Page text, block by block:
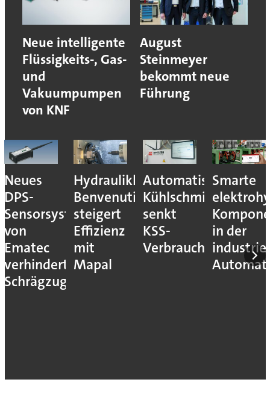
Neue intelligente
Flüssigkeits-, Gas-
und
Vakuumpumpen
von KNF
August
Steinmeyer
bekommt neue
Führung
Neues
DPS-
Sensorsystem
von
Ematec
verhindert
Schrägzug
Hydraulikhersteller
Benvenuti
steigert
Effizienz
mit
Mapal
Automatisiertes
senkt
KSS-
Verbrauch
Smarte
in der